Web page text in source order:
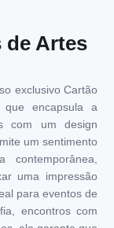
de Artes
exclusivo Cartão
encapsula a
com um design
um sentimento
uma impressão
para eventos de
encontros com